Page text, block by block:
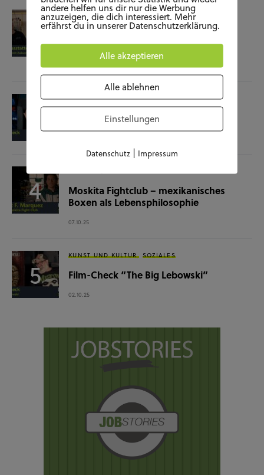
SOZIALES WISSENSCHAFT & NATUR
Raumausstatterin – (k)ein Beruf mit
Zukunft?
KUNST UND KULTUR SOZIALES
Film-Check “Christine”
Moskita Fightclub – mexikanisches
Boxen als Lebensphilosophie
07.10.25
KUNST UND KULTUR SOZIALES
Film-Check “The Big Lebowski”
02.10.25
andere helfen uns dir nur die Werbung
anzuzeigen, die dich interessiert. Mehr
erfährst du in unserer Datenschutzerklärung.
Alle akzeptieren
Alle ablehnen
Einstellungen
Datenschutz| Impressum